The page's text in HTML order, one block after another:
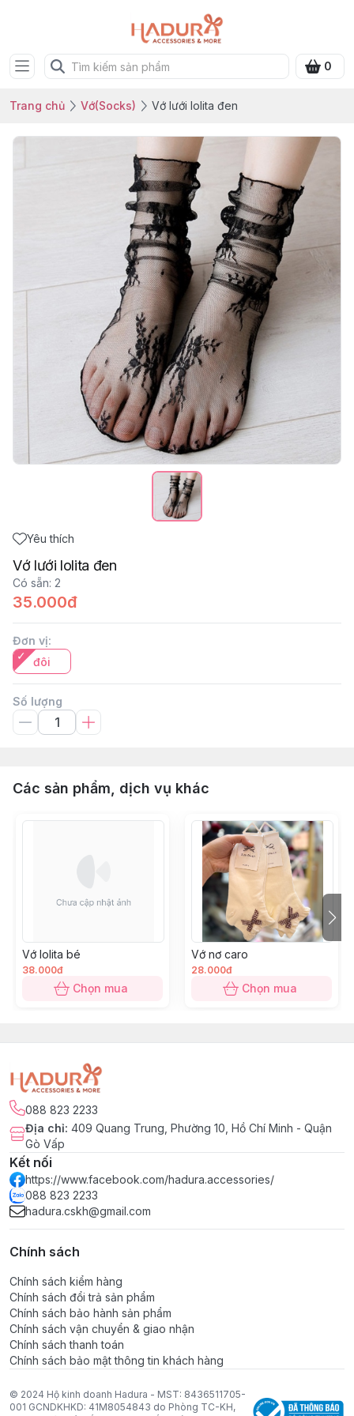
0
Trang chủ Vớ(Socks) Vớ lưới lolita đen
Yêu thích
Vớ lưới lolita đen
Có sẵn: 2
35.000đ
Đơn vị:
đôi
Số lượng
Các sản phẩm, dịch vụ khác
Vớ lolita bé
38.000đ
Chọn mua
Vớ nơ caro
28.000đ
Chọn mua
088 823 2233
Địa chỉ: 409 Quang Trung, Phường 10, Hồ Chí Minh - Quận
Gò Vấp
Kết nối
https://www.facebook.com/hadura.accessories/
088 823 2233
hadura.cskh@gmail.com
Chính sách
Chính sách kiểm hàng
Chính sách đổi trả sản phẩm
Chính sách bảo hành sản phẩm
Chính sách vận chuyển & giao nhận
Chính sách thanh toán
Chính sách bảo mật thông tin khách hàng
© 2024 Hộ kinh doanh Hadura - MST: 8436511705-
001 GCNDKHKD: 41M8054843 do Phòng TC-KH,